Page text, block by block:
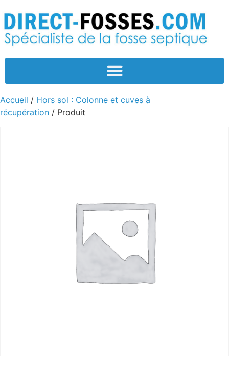
Accueil / Hors sol : Colonne et cuves à
récupération / Produit